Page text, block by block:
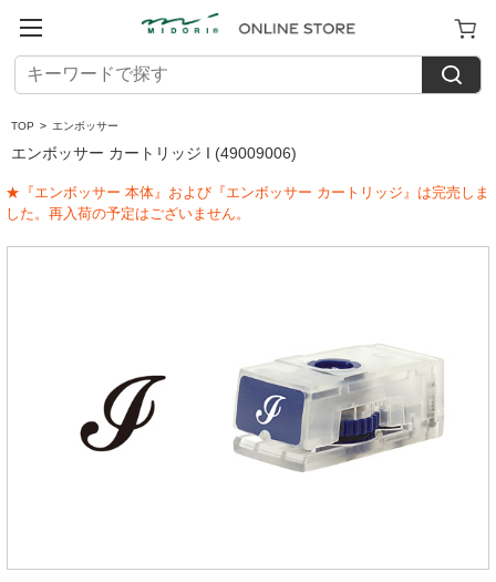
TOP > エンボッサー
エンボッサー カートリッジ I (49009006)
★『エンボッサー 本体』および『エンボッサー カートリッジ』は完売しま
した。再入荷の予定はございません。